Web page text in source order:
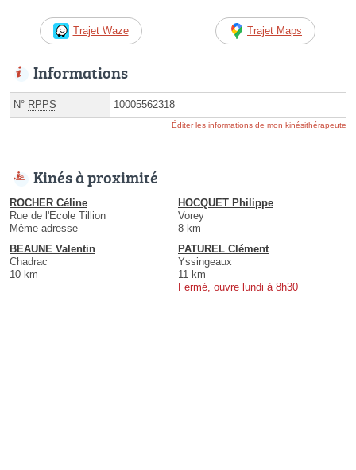
Trajet Waze Trajet Maps
Informations
N° RPPS 10005562318
Éditer les informations de mon kinésithérapeute
Kinés à proximité
ROCHER Céline
Rue de l'Ecole Tillion
Même adresse
HOCQUET Philippe
Vorey
8 km
BEAUNE Valentin
Chadrac
10 km
PATUREL Clément
Yssingeaux
11 km
Fermé, ouvre lundi à 8h30